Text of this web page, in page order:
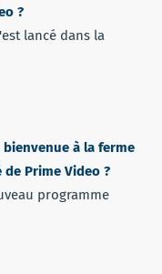
?
lancé dans la
bienvenue à la ferme
Prime Video ?
programme